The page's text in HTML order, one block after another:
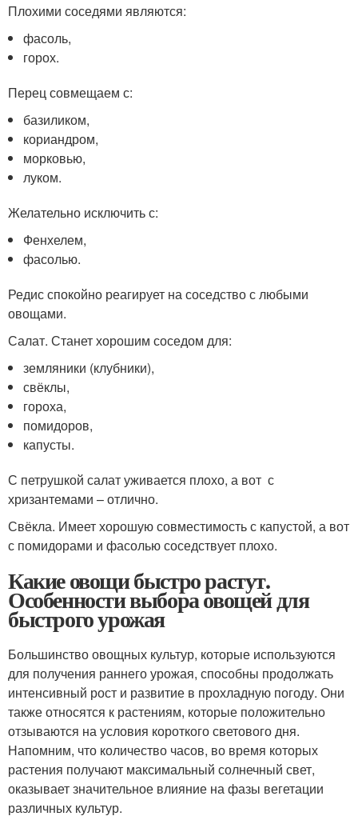
Плохими соседями являются:
фасоль,
горох.
Перец совмещаем с:
базиликом,
кориандром,
морковью,
луком.
Желательно исключить с:
Фенхелем,
фасолью.
Редис спокойно реагирует на соседство с любыми
овощами.
Салат. Станет хорошим соседом для:
земляники (клубники),
свёклы,
гороха,
помидоров,
капусты.
С петрушкой салат уживается плохо, а вот с
хризантемами – отлично.
Свёкла. Имеет хорошую совместимость с капустой, а вот
с помидорами и фасолью соседствует плохо.
Какие овощи быстро растут.
Особенности выбора овощей для
быстрого урожая
Большинство овощных культур, которые используются
для получения раннего урожая, способны продолжать
интенсивный рост и развитие в прохладную погоду. Они
также относятся к растениям, которые положительно
отзываются на условия короткого светового дня.
Напомним, что количество часов, во время которых
растения получают максимальный солнечный свет,
оказывает значительное влияние на фазы вегетации
различных культур.